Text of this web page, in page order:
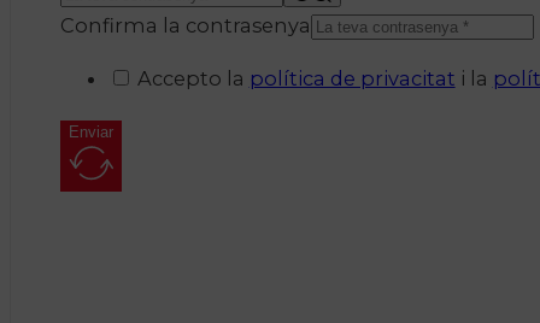
Confirma la contrasenya
Accepto la política de privacitat i la
Enviar